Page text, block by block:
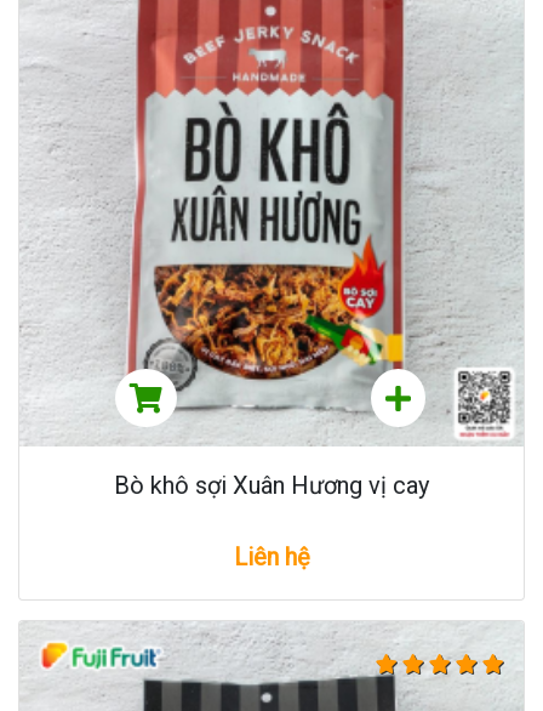
Bò khô sợi Xuân Hương vị cay
Liên hệ